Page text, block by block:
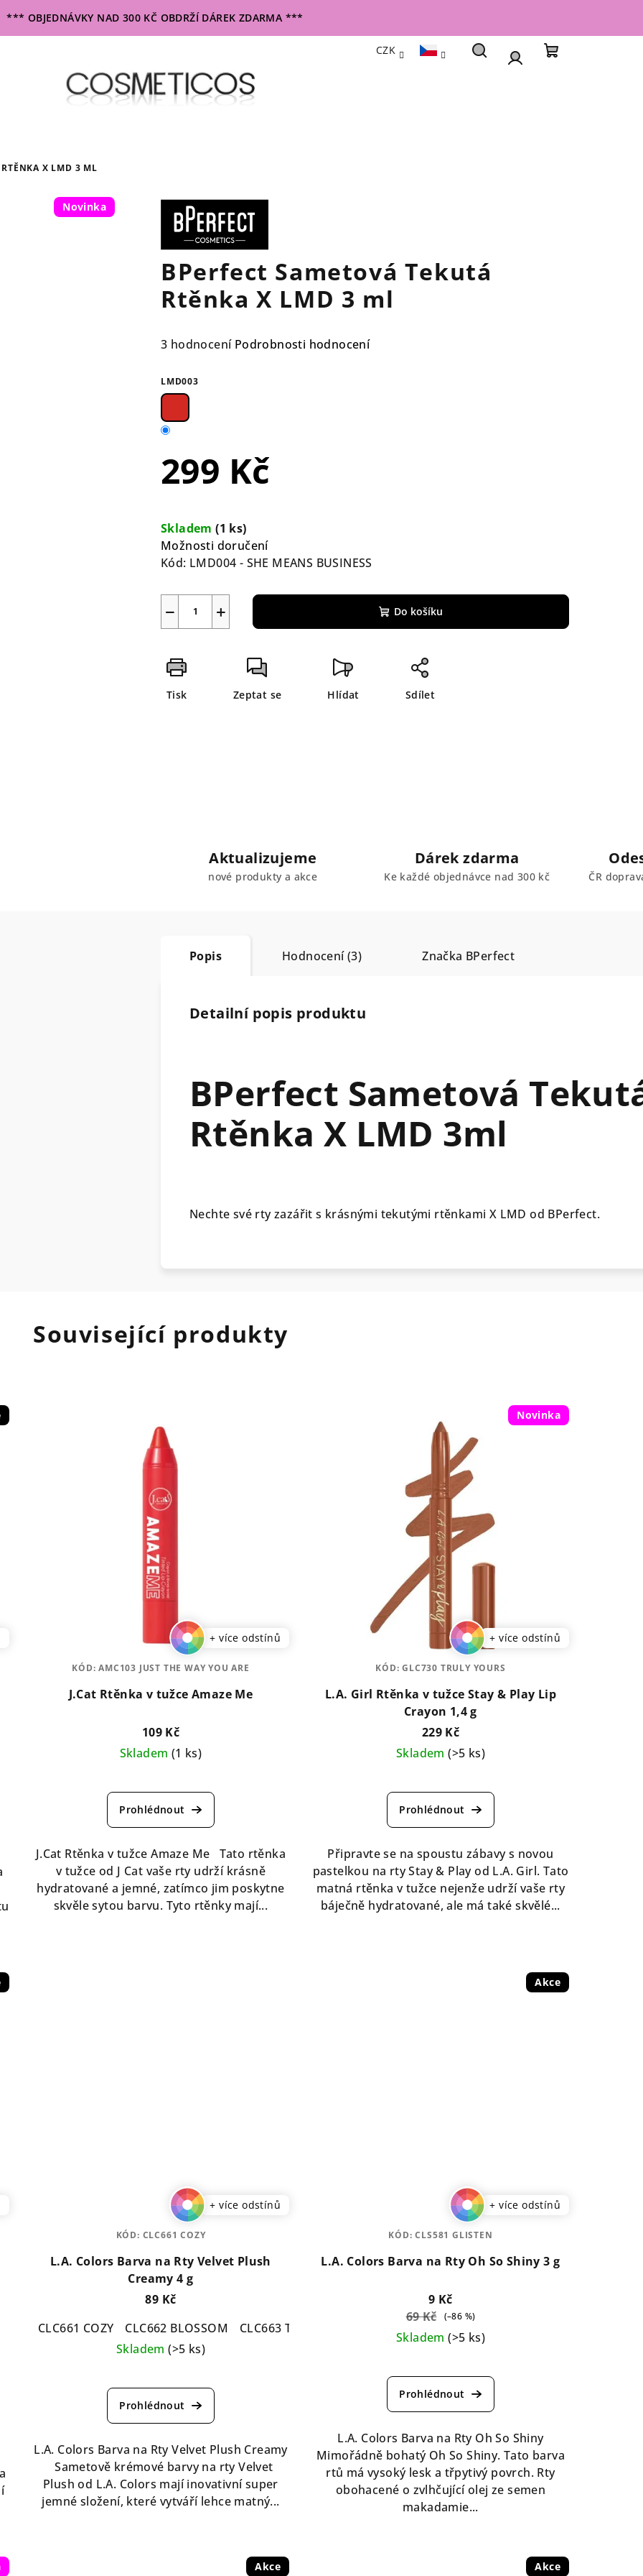
*** OBJEDNÁVKY NAD 300 KČ OBDRŽÍ DÁREK ZDARMA ***
CZK
Hledat
RTĚNKA X LMD 3 ML
BPerfect Sametová Tekutá
Rtěnka X LMD 3 ml
Průměrné
produktu
je
z
hvězdiček.
3 hodnocení Podrobnosti hodnocení
LMD003
299 Kč
cena:
Skladem(1 ks)
Možnosti doručení
Kód: LMD004 - SHE MEANS BUSINESS
+
− Do košíku
Tisk Zeptat se Hlídat Sdílet
Novinka
Aktualizujeme
nové produkty a akce
Dárek zdarma
Ke každé objednávce nad 300 kč ČR
Popis Hodnocení (3) Značka BPerfect
Detailní popis produktu
BPerfect Sametová
Rtěnka X LMD 3ml
Nechte své rty zazářit s krásnými tekutými rtěnkami X LMD od BPerfect.
Související produkty
+ více odstínů
J.Cat Rtěnka v tužce Amaze Me
109 Kč
Skladem (1 ks)
hodnocení
produktu
je
5,0
z
5
hvězdiček.
J.Cat Rtěnka v tužce Amaze Me Tato rtěnka
v tužce od J Cat vaše rty udrží krásně
hydratované a jemné, zatímco jim poskytne
skvěle sytou barvu. Tyto rtěnky mají...
KÓD:AMC103 JUST THE WAY YOU ARE
Novinka
+ více odstínů
L.A. Girl Rtěnka v tužce Stay & Play Lip
Crayon 1,4 g
229 Kč
Skladem(>5 ks)
hodnocení
produktu
je
5,0
z
5
hvězdiček.
Připravte se na spoustu zábavy s novou
pastelkou na rty Stay & Play od L.A. Girl. Tato
matná rtěnka v tužce nejenže udrží vaše rty
báječně hydratované, ale má také skvělé...
KÓD:GLC730 TRULY YOURS
+ více odstínů
L.A. Colors Barva na Rty Velvet Plush
Creamy 4 g
89 Kč
CLC661 COZY
CLC662 BLOSSOM CLC663 TWIST
Skladem(>5 ks)
hodnocení
produktu
je
5,0
z
5
hvězdiček.
L.A. Colors Barva na Rty Velvet Plush Creamy
Sametově krémové barvy na rty Velvet
Plush od L.A. Colors mají inovativní super
jemné složení, které vytváří lehce matný...
KÓD: CLC661 COZY
Akce
+ více odstínů
L.A. Colors Barva na Rty Oh So Shiny 3 g
9 Kč
69 Kč
(–86 %)
Skladem(>5 ks)
hodnocení
produktu
je
4,9
z
5
hvězdiček.
L.A. Colors Barva na Rty Oh So Shiny
Mimořádně bohatý Oh So Shiny. Tato barva
rtů má vysoký lesk a třpytivý povrch. Rty
obohacené o zvlhčující olej ze semen
makadamie...
KÓD:CLS581 GLISTEN
Akce Akce